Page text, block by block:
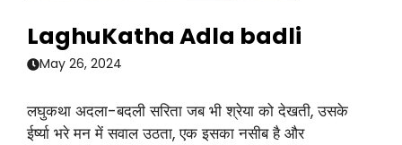
LaghuKatha Adla badli
May 26, 2024
लघुकथा अदला-बदली सरिता जब भी श्रेया को देखती, उसके
ईर्ष्या भरे मन में सवाल उठता, एक इसका नसीब है और